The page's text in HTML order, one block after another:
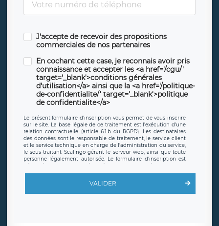
J'accepte de recevoir des propositions
commerciales de nos partenaires
En cochant cette case, je reconnais avoir pris
connaissance et accepter les <a href='/cgu/'
target='_blank'>conditions générales
d'utilisation</a> ainsi que la <a href='/politique-
de-confidentialite/' target='_blank'>politique
de confidentialite</a>
Le présent formulaire d’inscription vous permet de vous inscrire
sur le site. La base légale de ce traitement est l’exécution d’une
relation contractuelle (article 6.1.b du RGPD). Les destinataires
des données sont le responsable de traitement, le service client
et le service technique en charge de l’administration du service,
le sous-traitant Scalingo gérant le serveur web, ainsi que toute
personne légalement autorisée. Le formulaire d’inscription est
hébergé sur un serveur hébergé par Scalingo, basé en France et
offrant desclauses de protection conformes au RGPD. Les
en sollicite la suppression, étant entendu que vous pouvez
demander la suppression de vos données et retirer votre
VALIDER